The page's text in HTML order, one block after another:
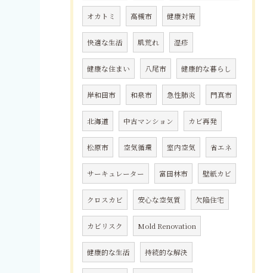
オカトミ 高槻市 健康対策
快適な生活 肌荒れ 湿疹
健康な住まい 八尾市 健康的な暮らし
岸和田市 和泉市 急性肺炎 門真市
北海道 中古マンション カビ再発
松原市 空気循環 室内空気 省エネ
サーキュレーター 富田林市 壁紙カビ
クロスカビ 安心な空気質 欠陥住宅
カビリスク Mold Renovation
健康的な生活 持続的な解決